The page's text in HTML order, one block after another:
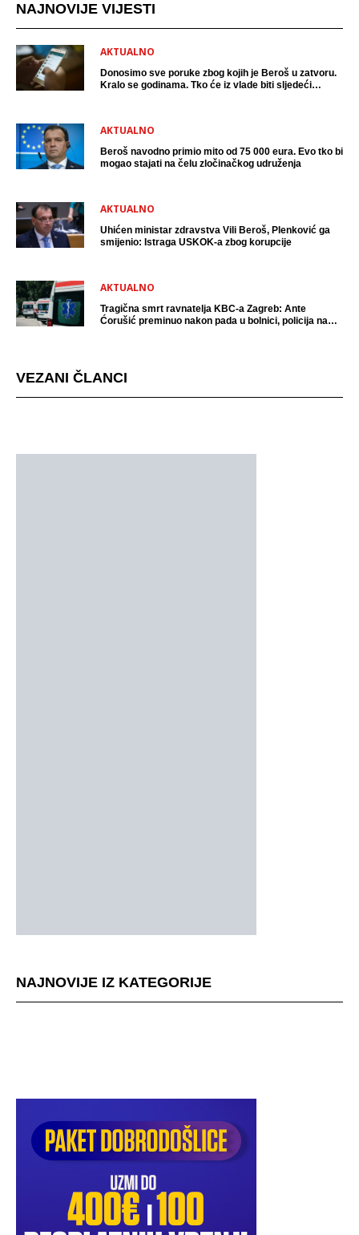
NAJNOVIJE VIJESTI
AKTUALNO
Donosimo sve poruke zbog kojih je Beroš u zatvoru.
Kralo se godinama. Tko će iz vlade biti sljedeći
AKTUALNO
Beroš navodno primio mito od 75 000 eura. Evo tko bi
mogao stajati na čelu zločinačkog udruženja
AKTUALNO
Uhićen ministar zdravstva Vili Beroš, Plenković ga
smijenio: Istraga USKOK-a zbog korupcije
AKTUALNO
Tragična smrt ravnatelja KBC-a Zagreb: Ante
Ćorušić preminuo nakon pada u bolnici, policija na
VEZANI ČLANCI
NAJNOVIJE IZ KATEGORIJE